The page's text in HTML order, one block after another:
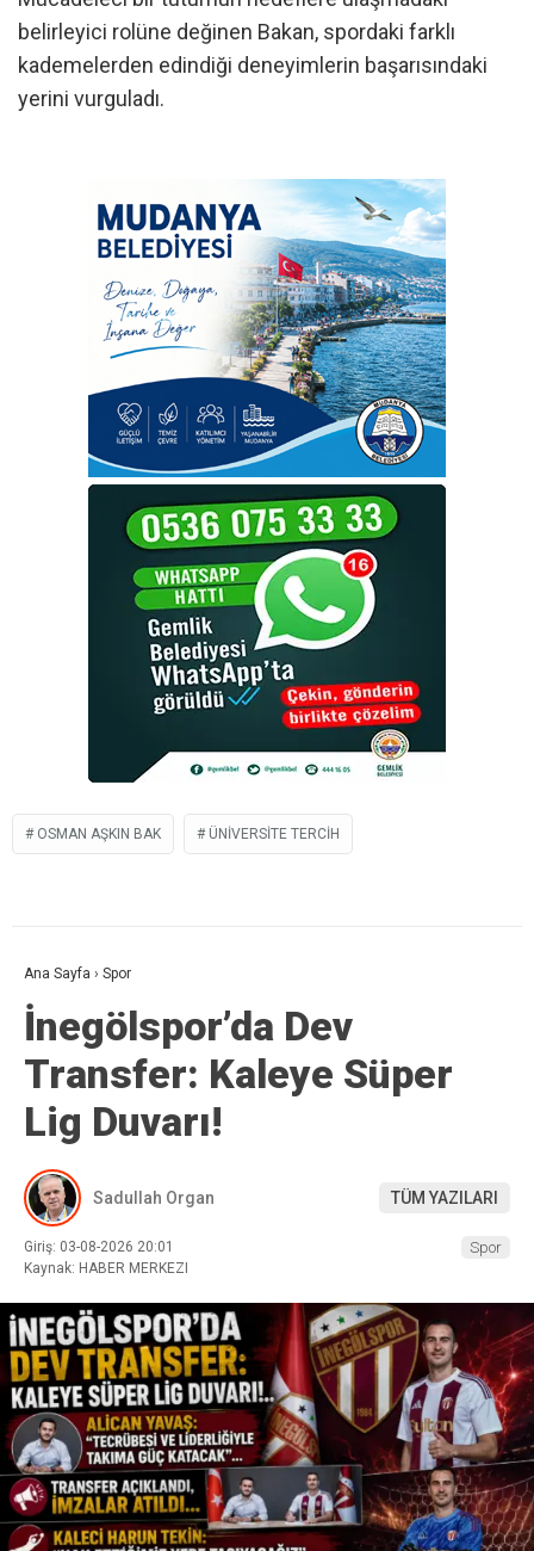
belirleyici rolüne değinen Bakan, spordaki farklı
kademelerden edindiği deneyimlerin başarısındaki
yerini vurguladı.
OSMAN AŞKIN BAK ÜNIVERSITE TERCIH
Ana Sayfa › Spor
İnegölspor’da Dev
Transfer: Kaleye Süper
Lig Duvarı!
Sadullah Organ TÜM YAZILARI
Giriş: 03-08-2026 20:01
Kaynak: HABER MERKEZI
Spor